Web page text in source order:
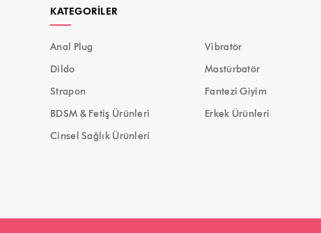
KATEGORILER
Anal Plug
Vibratör
Dildo
Mastürbatör
Strapon
Fantezi Giyim
BDSM & Fetiş Ürünleri
Erkek Ürünleri
Cinsel Sağlık Ürünleri